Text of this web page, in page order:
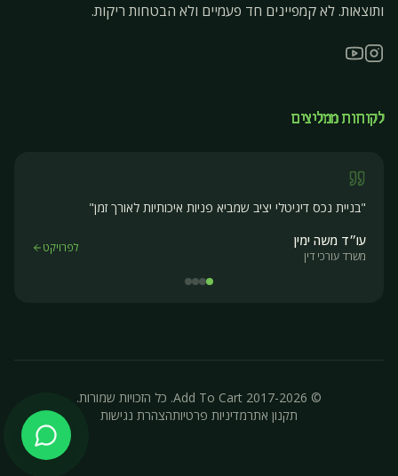
ותוצאות. לא קמפיינים חד פעמיים ולא הבטחות ריקות.
לקוחות ממליצים
"הכפלת כמות ההכנסות עם מערך שיווקי שעובד כל השנה
חוות ספר המדבר
אירוח ותיירות
לפרויקט
© 2017-2026 Add To Cart. כל הזכויות שמורות.
תקנון אתרמדיניות פרטיותהצהרת נגישות